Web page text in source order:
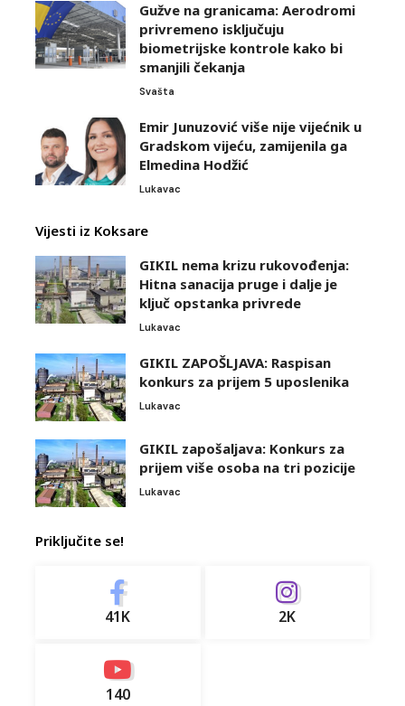
Gužve na granicama: Aerodromi
privremeno isključuju
biometrijske kontrole kako bi
smanjili čekanja
Svašta
Emir Junuzović više nije vijećnik u
Gradskom vijeću, zamijenila ga
Elmedina Hodžić
Lukavac
Vijesti iz Koksare
GIKIL nema krizu rukovođenja:
Hitna sanacija pruge i dalje je
ključ opstanka privrede
Lukavac
GIKIL ZAPOŠLJAVA: Raspisan
konkurs za prijem 5 uposlenika
Lukavac
GIKIL zapošaljava: Konkurs za
prijem više osoba na tri pozicije
Lukavac
Priključite se!
41K 2K
140